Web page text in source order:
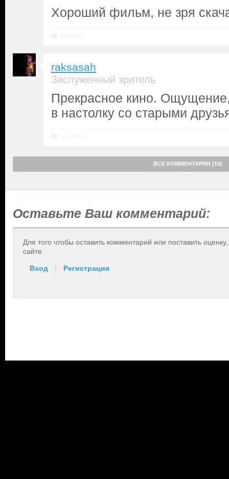
Хороший фильм, не зря
raksasah
Заслуженный зритель
Прекрасное кино.
в настолку со старыми
ВСЕ КОММЕНТАРИИ (10)
Оставьте Ваш комментарий:
Для того чтобы оставить комментарий или поставить
сайте.
Вход | Регистрация